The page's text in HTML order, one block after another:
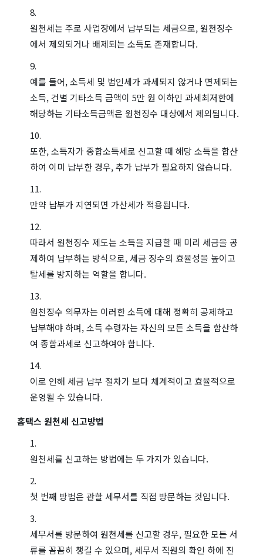
원천세는 주로 사업장에서 납부되는 세금으로, 원천징수
에서 제외되거나 배제되는 소득도 존재합니다.
예를 들어, 소득세 및 법인세가 과세되지 않거나 면제되는
소득, 건별 기타소득 금액이 5만 원 이하인 과세최저한에
해당하는 기타소득금액은 원천징수 대상에서 제외됩니다.
또한, 소득자가 종합소득세로 신고할 때 해당 소득을 합산
하여 이미 납부한 경우, 추가 납부가 필요하지 않습니다.
만약 납부가 지연되면 가산세가 적용됩니다.
따라서 원천징수 제도는 소득을 지급할 때 미리 세금을 공
제하여 납부하는 방식으로, 세금 징수의 효율성을 높이고
탈세를 방지하는 역할을 합니다.
원천징수 의무자는 이러한 소득에 대해 정확히 공제하고
납부해야 하며, 소득 수령자는 자신의 모든 소득을 합산하
여 종합과세로 신고하여야 합니다.
이로 인해 세금 납부 절차가 보다 체계적이고 효율적으로
운영될 수 있습니다.
홈택스 원천세 신고방법
원천세를 신고하는 방법에는 두 가지가 있습니다.
첫 번째 방법은 관할 세무서를 직접 방문하는 것입니다.
세무서를 방문하여 원천세를 신고할 경우, 필요한 모든 서
류를 꼼꼼히 챙길 수 있으며, 세무서 직원의 확인 하에 진